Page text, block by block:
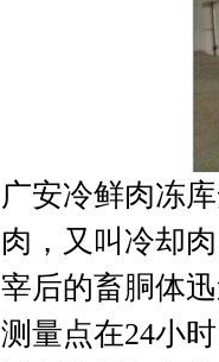
广安冷鲜肉冻
肉，又叫冷却
宰后的畜胴体
测量点在24小